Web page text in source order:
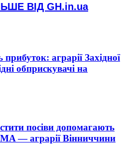
ВІД GH.in.ua
аграрії Західної
обприскувачі на
посіви допомагають
— аграрії Вінниччини